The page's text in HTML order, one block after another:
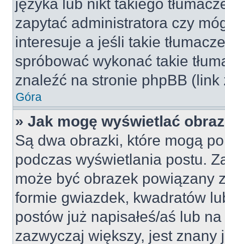
języka lub nikt takiego
zapytać administratora czy
interesuje a jeśli takie
spróbować wykonać takie
znaleźć na stronie phpBB
Góra
» Jak mogę wyświetlać
Są dwa obrazki, które mogą
podczas wyświetlania postu.
może być obrazek powiązany
formie gwiazdek, kwadratów
postów już napisałeś/aś lub
zazwyczaj większy, jest